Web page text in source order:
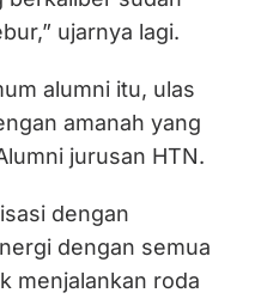
ujarnya lagi.
alumni itu, ulas
amanah yang
jurusan HTN.
dengan
dengan semua
menjalankan roda